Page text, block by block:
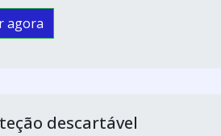
agora
descartável